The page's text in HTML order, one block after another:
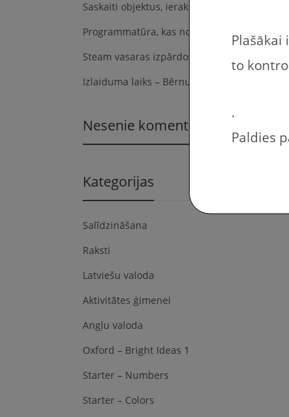
Saskaiti objektus, ieraksti to skaitu tukšajās
Programmatūra, kas noderēs skolotājiem,
Steam vasaras izpārdošana 2024
Izlaiduma laiks – Bērnu dārza / Skolas
Nesenie komentāri
Kategorijas
Salīdzināšana
Raksti
Latviešu valoda
Aktivitātes ģimenei
Angļu valoda
Oxford – Bright Ideas 1
Starter – Numbers
Starter – Colors
to
.
Paldies